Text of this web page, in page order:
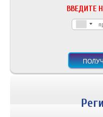
ВВЕДИТЕ